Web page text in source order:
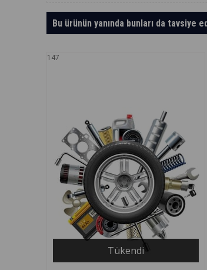
Bu ürünün yanında bunları da tavsiye
147
Tükendi